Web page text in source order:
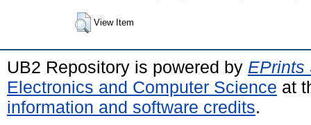
View Item
UB2 Repository is powered by EPrints
Electronics and Computer Science at
information and software credits.